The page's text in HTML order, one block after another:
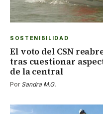
SOSTENIBILIDAD
El voto del CSN
tras cuestionar
de la central
Por Sandra M.G.